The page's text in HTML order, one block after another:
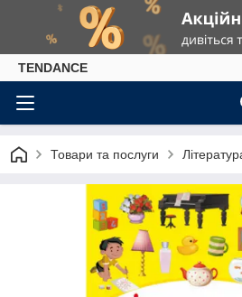
TENDANCE
Товари та послуги